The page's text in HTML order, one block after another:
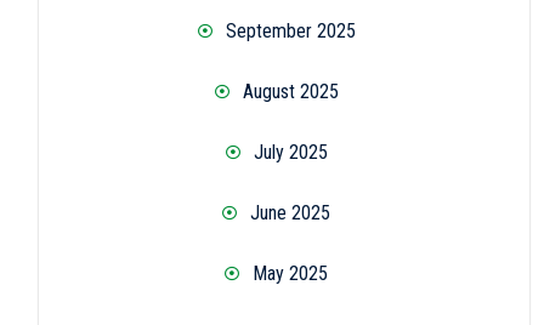
September 2025
August 2025
July 2025
June 2025
May 2025